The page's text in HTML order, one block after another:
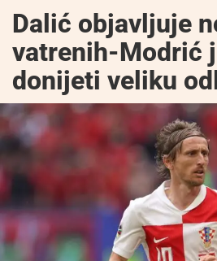
Dalić objavljuje
vatrenih-Modrić
donijeti veliku